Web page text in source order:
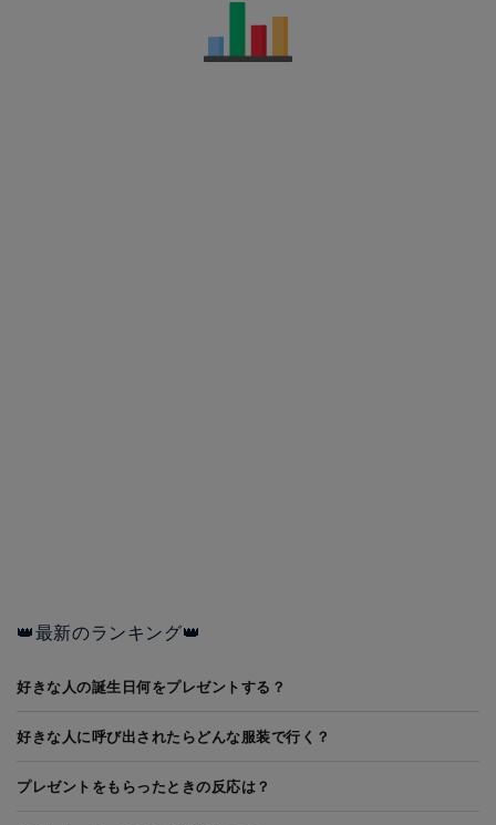
👑最新のランキング👑
好きな人の誕生日何をプレゼントする？
好きな人に呼び出されたらどんな服装で行く？
プレゼントをもらったときの反応は？